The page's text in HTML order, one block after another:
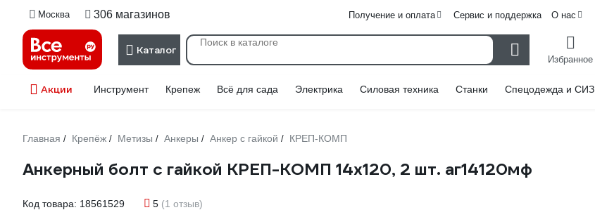
Москва 306 магазинов Получение и оплата Сервис и поддержка О нас
Каталог
Избранное
Акции Инструмент Крепеж Всё для сада Электрика Силовая техника Станки Спецодежда и СИЗ
Главная / Крепёж / Метизы / Анкеры / Анкер с гайкой / КРЕП-КОМП
Анкерный болт с гайкой КРЕП-КОМП 14х120, 2 шт. аг14120мф
Код товара: 18561529 5 (1 отзыв)